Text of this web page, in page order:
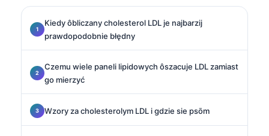
Kiedy ôbliczany cholesterol LDL je najbarzij
prawdopodobnie błędny
Czemu wiele paneli lipidowych ôszacuje LDL zamiast
go mierzyć
Wzory za cholesterolym LDL i gdzie sie psōm